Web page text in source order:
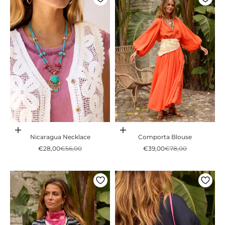
Adicionar ao carrinho
Nicaragua Necklace
Preço promocional
€28,00Preço normal
€56,00
Adicionar ao carrinho
Comporta Blouse
Preço promocional
€39,00Preço normal
€78,00